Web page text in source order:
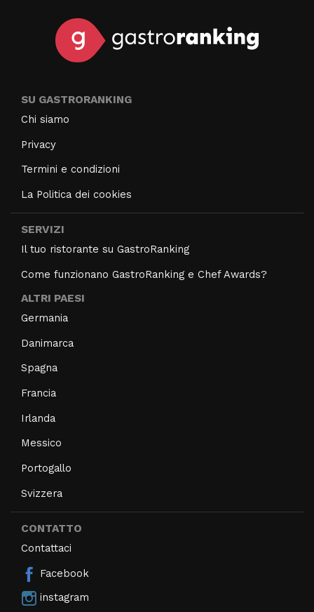
SU GASTRORANKING
Chi siamo
Privacy
Termini e condizioni
La Politica dei cookies
SERVIZI
Il tuo ristorante su GastroRanking
Come funzionano GastroRanking e Chef Awards?
ALTRI PAESI
Germania
Danimarca
Spagna
Francia
Irlanda
Messico
Portogallo
Svizzera
CONTATTO
Contattaci
Facebook
instagram